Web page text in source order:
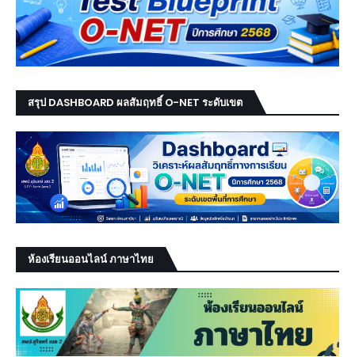
สรุป DASHBOARD ผลสัมฤทธิ์ O-NET ระดับเขต
ห้องเรียนออนไลน์ ภาษาไทย